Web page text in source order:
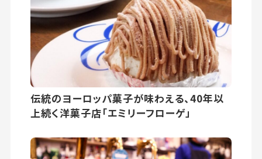
伝統のヨーロッパ菓子が味わえる、40年以
上続く洋菓子店「エミリーフローゲ」